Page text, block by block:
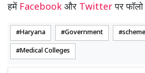
हमें Facebook और Twitterपर
Haryana Government scheme
Medical Colleges